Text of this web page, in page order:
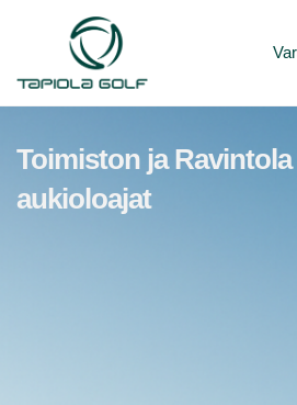
Toimiston ja
aukioloajat